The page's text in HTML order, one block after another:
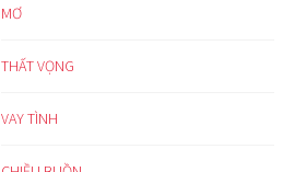
MƠ
THẤT VỌNG
VAY TÌNH